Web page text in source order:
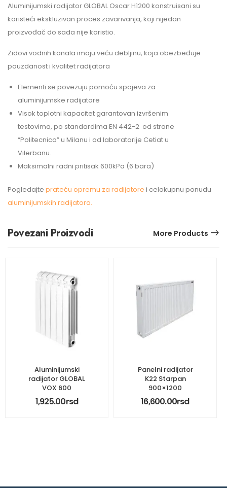
Aluminijumski radijator GLOBAL Oscar H1200 konstruisani su
koristeći ekskluzivan proces zavarivanja, koji nijedan
proizvođač do sada nije koristio.
Zidovi vodnih kanala imaju veću debljinu, koja obezbeđuje
pouzdanost i kvalitet radijatora
Elementi se povezuju pomoću spojeva za
aluminijumske radijatore
Visok toplotni kapacitet garantovan izvršenim
testovima, po standardima EN 442-2 od strane
“Politecnico” u Milanu i od laboratorije Cetiat u
Vilerbanu.
Maksimalni radni pritisak 600kPa (6 bara)
Pogledajte prateću opremu za radijatore i celokupnu ponudu
aluminijumskih radijatora.
Povezani Proizvodi More Products
Aluminijumski
radijator GLOBAL
VOX 600
1,925.00rsd
Panelni radijator
K22 Starpan
900×1200
16,600.00rsd